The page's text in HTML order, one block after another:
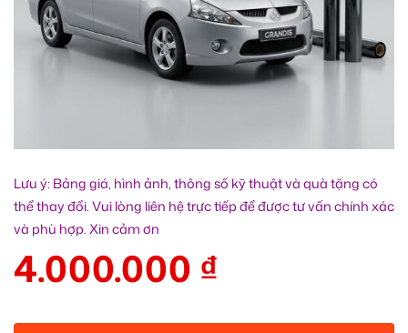
Lưu ý: Bảng giá, hình ảnh, thông số kỹ thuật và quà tặng có
thể thay đổi. Vui lòng liên hệ trực tiếp để được tư vấn chính xác
và phù hợp. Xin cảm ơn
4.000.000 ₫